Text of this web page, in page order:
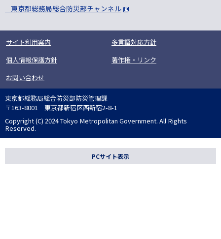
東京都総務局総合防災部チャンネル
サイト利用案内
多言語対応方針
個人情報保護方針
著作権・リンク
お問い合わせ
東京都総務局総合防災部防災管理課
〒163-8001 東京都新宿区西新宿2-8-1
Copyright (C) 2024 Tokyo Metropolitan Government. All Rights
Reserved.
PCサイト表示